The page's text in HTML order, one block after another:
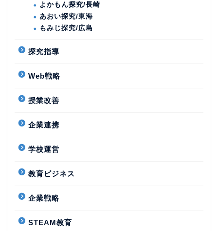
よかもん探究/長崎
あおい探究/東海
もみじ探究/広島
探究指導
Web戦略
授業改善
企業連携
学校運営
教育ビジネス
企業戦略
STEAM教育